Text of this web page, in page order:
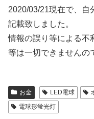
2020/03/21現在で、自
記載致しました。
情報の誤り等による不
等は一切できませんの
お金 LED電球
電球形蛍光灯